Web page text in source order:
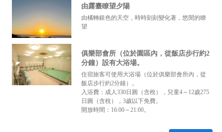
由露臺瞭望夕陽
由橘轉銀色的天空，時時刻刻變化著，悠閒的瞭
望
俱樂部會所（位於園區內，從飯店步行約2
分鐘）設有大浴場。
住宿旅客可使用大浴場（位於俱樂部會所內，從
飯店步行約2分鐘）。
入浴費：成人330日圓（含稅），兒童4～12歲275
日圓（含稅），3歲以下免費。
開放時間：16:00～21:00。